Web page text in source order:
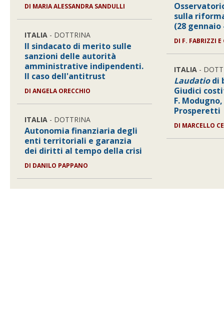
DI MARIA ALESSANDRA SANDULLI
ITALIA - DOTTRINA
Il sindacato di merito sulle
sanzioni delle autorità
amministrative indipendenti.
Il caso dell'antitrust
DIANGELA ORECCHIO
ITALIA - DOTTRINA
Autonomia finanziaria degli
enti territoriali e garanzia
dei diritti al tempo della crisi
DI DANILO PAPPANO
sulla
(28
DI F. FABRIZZI
ITALIA -
Laudatiodi
Giudici
F.
Prosperetti
DI MARCELLO